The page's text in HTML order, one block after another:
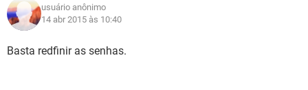
usuário anônimo
14 abr 2015 às 10:40
Basta redfinir as senhas.